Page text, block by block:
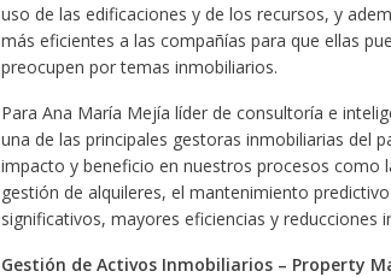
uso de las edificaciones y de los recursos, y
más eficientes a las compañías para que ellas
preocupen por temas inmobiliarios.
Para Ana María Mejía líder de consultoría e
una de las principales gestoras inmobiliarias del
impacto y beneficio en nuestros procesos como
gestión de alquileres, el mantenimiento
significativos, mayores eficiencias y reducciones
Gestión de Activos Inmobiliarios – Property